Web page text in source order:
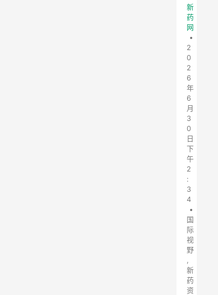
新
药
网
•
2
0
2
6
年
6
月
3
0
日
下
午
2
:
3
4
•
国
际
视
野
,
新
药
资